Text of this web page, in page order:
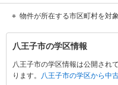
物件が所在する市区町村を対
八
王
子
市
八王子市の学区情報
八王子市の学区情報は公開され
ります。
八王子市の学区から中